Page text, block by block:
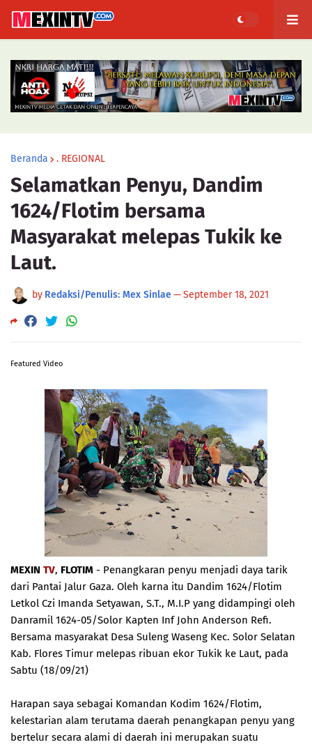
Beranda . REGIONAL
Selamatkan Penyu, Dandim
1624/Flotim bersama
Masyarakat melepas Tukik ke
Laut.
by Redaksi/Penulis: Mex Sinlae—September 18, 2021
Featured Video
MEXIN TV, FLOTIM - Penangkaran penyu menjadi daya tarik
dari Pantai Jalur Gaza. Oleh karna itu Dandim 1624/Flotim
Letkol Czi Imanda Setyawan, S.T., M.I.P yang didampingi oleh
Danramil 1624-05/Solor Kapten Inf John Anderson Refi.
Bersama masyarakat Desa Suleng Waseng Kec. Solor Selatan
Kab. Flores Timur melepas ribuan ekor Tukik ke Laut, pada
Sabtu (18/09/21)
Harapan saya sebagai Komandan Kodim 1624/Flotim,
kelestarian alam terutama daerah penangkapan penyu yang
bertelur secara alami di daerah ini merupakan suatu